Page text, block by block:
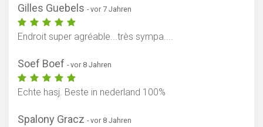
Gilles Guebels - vor 7 Jahren
Endroit super agréable...très sympa....
Soef Boef - vor 8 Jahren
Echte hasj. Beste in nederland 100%
Spalony Gracz - vor 8 Jahren